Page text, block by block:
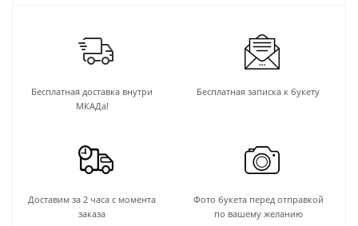
Бесплатная доставка внутри
МКАДа!
Бесплатная записка к букету
Доставим за 2 часа с момента
заказа
Фото букета перед отправкой
по вашему желанию